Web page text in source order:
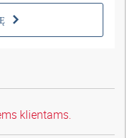
klientams.